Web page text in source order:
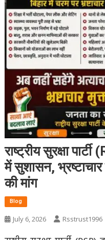
राष्ट्रीय सुरक्षा
में सुशासन,
की मांग
Blog
July 6, 2026
Rsstrust1996